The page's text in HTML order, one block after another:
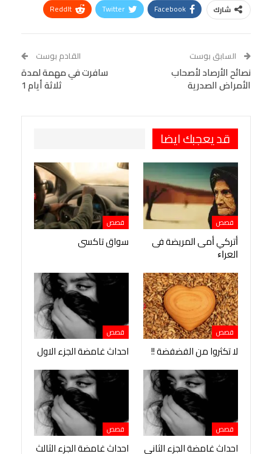
شارك Facebook
Twitter
ReddIt
Tumblr
البريد الإلكتروني
VK
Digg
Viber
السابق بوست
نصائح الأرصاد لأصحاب
الأمراض الصدرية
القادم بوست
سافرت في مهمة لمدة
ثلاثة أيام 1
قد يعجبك ايضا
قصص
ﺃﺗﺮﻛﻲ ﺃﻣﻰ ﺍﻟﻤﺮﻳﻀﺔ ﻓﻰ
ﺍﻟﻌﺮﺍﺀ
قصص
سواق تاكسى
قصص
لا تكثروا من الفضفضة !!
قصص
احداث غامضة الجزء الاول
قصص
احداث غامضة الجزء الثانى
قصص
احداث غامضة الجزء الثالث